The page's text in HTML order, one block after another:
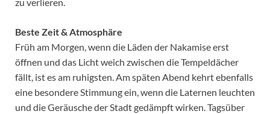
Beste Zeit & Atmosphäre
Früh am Morgen, wenn die Läden der Nakamise erst
öffnen und das Licht weich zwischen die Tempeldächer
fällt, ist es am ruhigsten. Am späten Abend kehrt ebenfalls
eine besondere Stimmung ein, wenn die Laternen leuchten
und die Geräusche der Stadt gedämpft wirken. Tagsüber